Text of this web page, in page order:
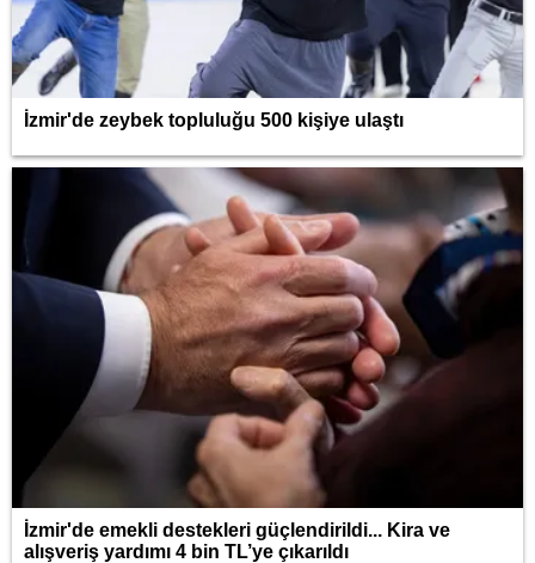
İzmir'de zeybek topluluğu 500 kişiye ulaştı
İzmir'de emekli destekleri güçlendirildi... Kira ve
alışveriş yardımı 4 bin TL’ye çıkarıldı